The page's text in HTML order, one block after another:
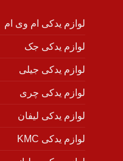
لوازم یدکی ام وی ام
لوازم یدکی جک
لوازم یدکی جیلی
لوازم یدکی چری
لوازم یدکی لیفان
لوازم یدکی KMC